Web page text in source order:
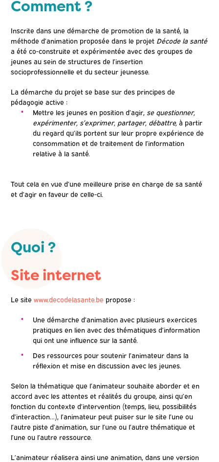
Comment ?
Inscrite dans une démarche de promotion de la santé, la
méthode d’animation proposée dans le projet Décode la santé
a été co-construite et expérimentée avec des groupes de
jeunes au sein de structures de l’insertion
socioprofessionnelle et du secteur jeunesse.
La démarche du projet se base sur des principes de
pédagogie active :
Mettre les jeunes en position d’agir, se questionner,
expérimenter, s’exprimer, partager, débattre,à partir
du regard qu’ils portent sur leur propre expérience de
consommation et de traitement de l’information
relative à la santé.
Tout cela en vue d’une meilleure prise en charge de sa santé
et d’agir en faveur de celle-ci.
Quoi ?
Site internet
Le sitewww.decodelasante.be propose :
Une démarche d’animation avec plusieurs exercices
pratiques en lien avec des thématiques d’information
qui ont une influence sur la santé.
Des ressources pour soutenir l’animateur dans la
réflexion et mise en discussion avec les jeunes.
Selon la thématique que l’animateur souhaite aborder et en
accord avec les attentes et réalités du groupe, ainsi qu’en
fonction du contexte d’intervention (temps, lieu, possibilités
d’interaction…), l’animateur peut puiser sur le site l’une ou
l’autre piste d’animation, sur l’une ou l’autre thématique et
l’une ou l’autre ressource.
L’animateur réalisera ainsi une animation, dans une version